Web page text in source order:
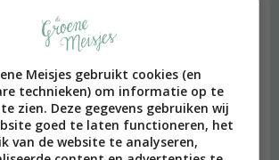
fijn. Een vraagje: maakt ‘ie veel herrie? Wij
zonder het luchtreinigingsstukje, en die
wat best irritant is als we hem ‘s nachts
Meisjes gebruikt cookies (en
technieken) om informatie op te
zien. Deze gegevens gebruiken wij
goed te laten functioneren, het
van de website te analyseren,